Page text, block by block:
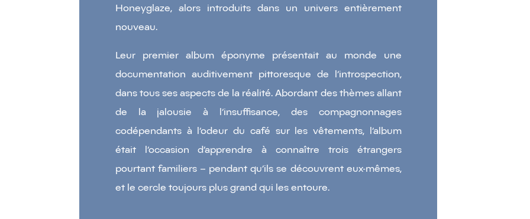
Honeyglaze, alors introduits dans un univers entièrement
nouveau.
Leur premier album éponyme présentait au monde une
documentation auditivement pittoresque de l’introspection,
dans tous ses aspects de la réalité. Abordant des thèmes allant
de la jalousie à l’insuffisance, des compagnonnages
codépendants à l’odeur du café sur les vêtements, l’album
était l’occasion d’apprendre à connaître trois étrangers
pourtant familiers – pendant qu’ils se découvrent eux-mêmes,
et le cercle toujours plus grand qui les entoure.